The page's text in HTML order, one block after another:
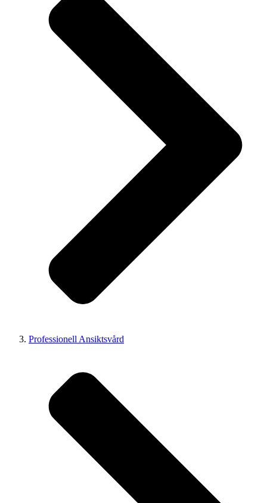
Professionell Ansiktsvård